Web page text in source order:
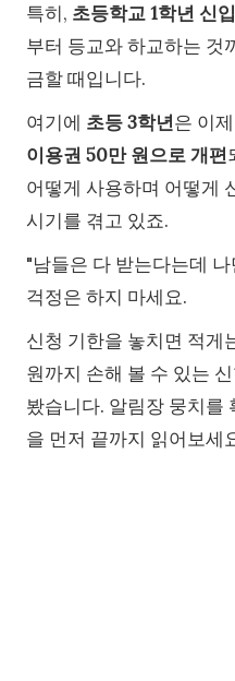
특히, 초등학교 1학년 신
부터 등교와 하교하는 것
금할 때입니다.
여기에 초등 3학년은 이
이용권 50만 원으로 개편
어떻게 사용하며 어떻게
시기를 겪고 있죠.
"남들은 다 받는다는데
걱정은 하지 마세요.
신청 기한을 놓치면 적게
원까지 손해 볼 수 있는
봤습니다. 알림장 뭉치를
을 먼저 끝까지 읽어보세